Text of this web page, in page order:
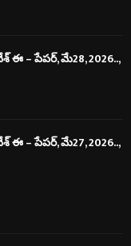
ఈ – పేపర్, మే28, 2026..,
ఈ – పేపర్, మే27, 2026..,